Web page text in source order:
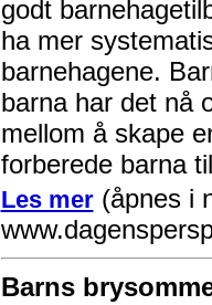
godt
ha mer
barnehagene.
barna har det nå
mellom å skape
forberede barna
Les mer(åpnes i
Barns